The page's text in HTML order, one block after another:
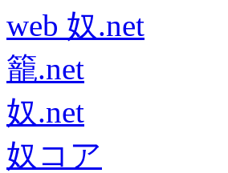
web 奴.net
籠.net
奴.net
奴コア